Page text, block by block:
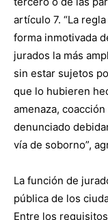
artículo 7. “La
forma inmotivada
jurados la más
sin estar sujetos
que lo hubieren
amenaza,
denunciado
vía de soborno”,
La función de
pública de los
Entre los